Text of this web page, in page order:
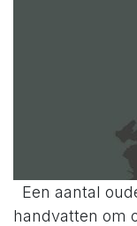
Een aantal
handvatten om